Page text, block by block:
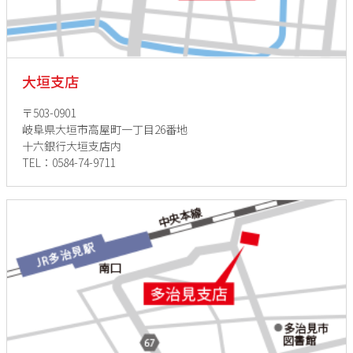
大垣支店
〒503-0901
岐阜県大垣市高屋町一丁目26番地
十六銀行大垣支店内
TEL：0584-74-9711